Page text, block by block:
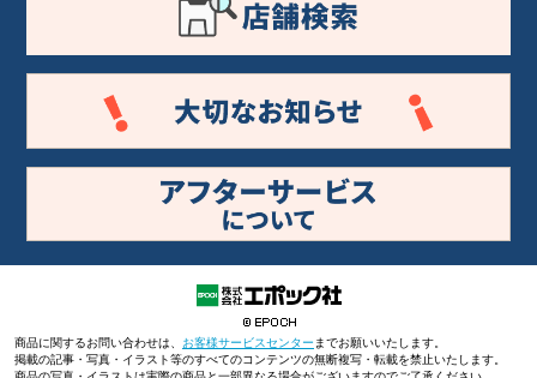
商品に関するお問い合わせは、 お客様サービスセンター までお願いいたします。
掲載の記事・写真・イラスト等のすべてのコンテンツの無断複写・転載を禁止いたします。